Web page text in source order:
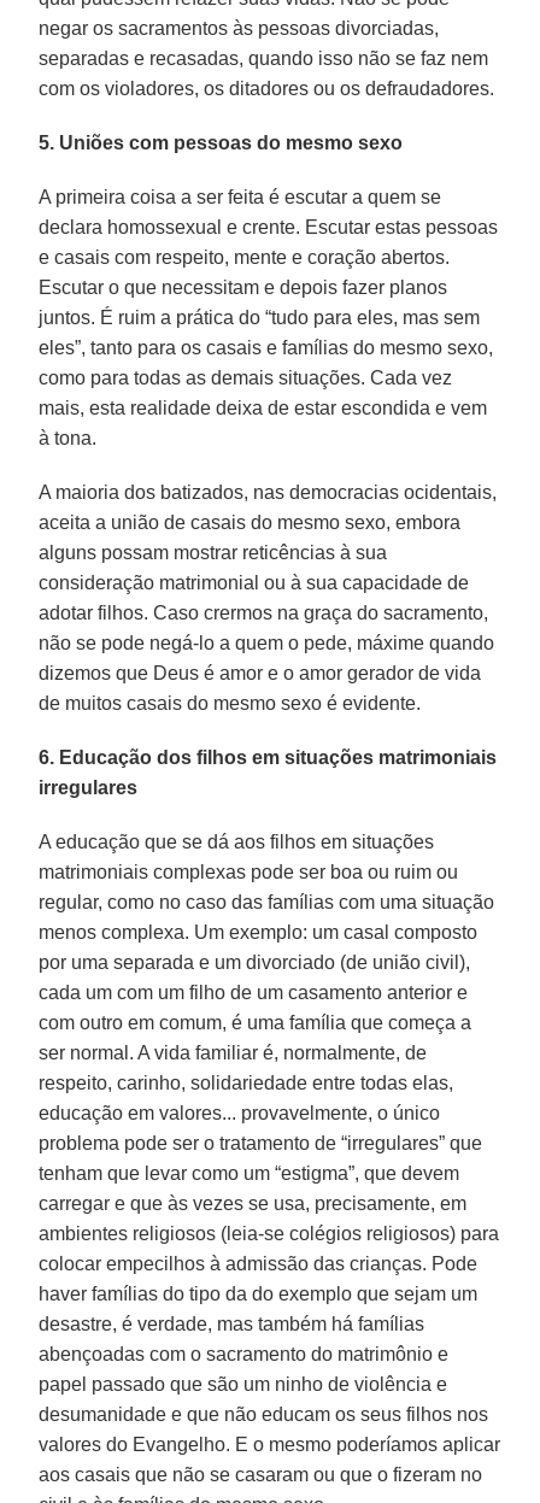
negar os sacramentos às pessoas divorciadas,
separadas e recasadas, quando isso não se faz nem
com os violadores, os ditadores ou os defraudadores.
5. Uniões com pessoas do mesmo sexo
A primeira coisa a ser feita é escutar a quem se
declara homossexual e crente. Escutar estas pessoas
e casais com respeito, mente e coração abertos.
Escutar o que necessitam e depois fazer planos
juntos. É ruim a prática do “tudo para eles, mas sem
eles”, tanto para os casais e famílias do mesmo sexo,
como para todas as demais situações. Cada vez
mais, esta realidade deixa de estar escondida e vem
à tona.
A maioria dos batizados, nas democracias ocidentais,
aceita a união de casais do mesmo sexo, embora
alguns possam mostrar reticências à sua
consideração matrimonial ou à sua capacidade de
adotar filhos. Caso crermos na graça do sacramento,
não se pode negá-lo a quem o pede, máxime quando
dizemos que Deus é amor e o amor gerador de vida
de muitos casais do mesmo sexo é evidente.
6. Educação dos filhos em situações matrimoniais
irregulares
A educação que se dá aos filhos em situações
matrimoniais complexas pode ser boa ou ruim ou
regular, como no caso das famílias com uma situação
menos complexa. Um exemplo: um casal composto
por uma separada e um divorciado (de união civil),
cada um com um filho de um casamento anterior e
com outro em comum, é uma família que começa a
ser normal. A vida familiar é, normalmente, de
respeito, carinho, solidariedade entre todas elas,
educação em valores... provavelmente, o único
problema pode ser o tratamento de “irregulares” que
tenham que levar como um “estigma”, que devem
carregar e que às vezes se usa, precisamente, em
ambientes religiosos (leia-se colégios religiosos) para
colocar empecilhos à admissão das crianças. Pode
haver famílias do tipo da do exemplo que sejam um
desastre, é verdade, mas também há famílias
abençoadas com o sacramento do matrimônio e
papel passado que são um ninho de violência e
desumanidade e que não educam os seus filhos nos
valores do Evangelho. E o mesmo poderíamos aplicar
aos casais que não se casaram ou que o fizeram no